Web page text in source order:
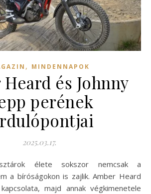
, MINDENNAPOK
és Johnny
perének
2025.03.17.
a bíróságokon is zajlik. Amber Heard
majd annak végkimenetele